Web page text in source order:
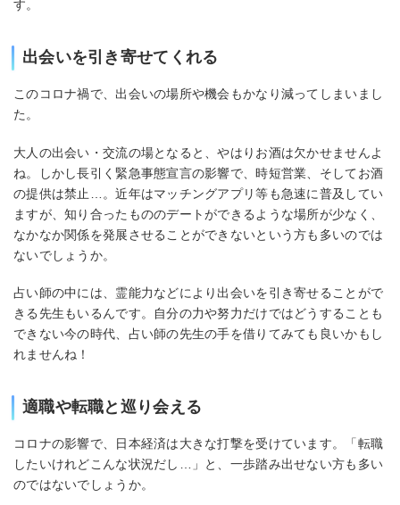
す。
出会いを引き寄せてくれる
このコロナ禍で、出会いの場所や機会もかなり減ってしまいまし
た。
大人の出会い・交流の場となると、やはりお酒は欠かせませんよ
ね。しかし長引く緊急事態宣言の影響で、時短営業、そしてお酒
の提供は禁止…。近年はマッチングアプリ等も急速に普及してい
ますが、知り合ったもののデートができるような場所が少なく、
なかなか関係を発展させることができないという方も多いのでは
ないでしょうか。
占い師の中には、霊能力などにより出会いを引き寄せることがで
きる先生もいるんです。自分の力や努力だけではどうすることも
できない今の時代、占い師の先生の手を借りてみても良いかもし
れませんね！
適職や転職と巡り会える
コロナの影響で、日本経済は大きな打撃を受けています。「転職
したいけれどこんな状況だし…」と、一歩踏み出せない方も多い
のではないでしょうか。